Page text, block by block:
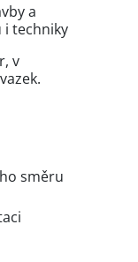
a
techniky
v
směru